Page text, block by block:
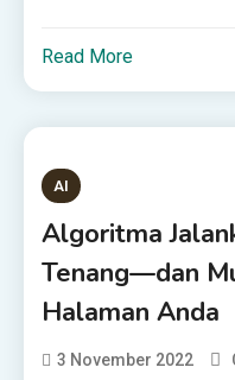
Read More
AI
Algoritma
Tenang—dan
Halaman Anda
3 November 2022